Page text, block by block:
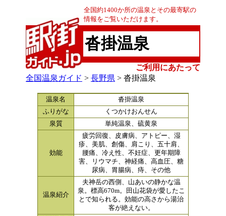
全国約1400か所の温泉とその最寄駅の
情報をご覧いただけます。
沓掛温泉
ご利用にあたって
全国温泉ガイド > 長野県 > 沓掛温泉
温泉名
沓掛温泉
ふりがな
くつかけおんせん
泉質
単純温泉、硫黄泉
効能
疲労回復、皮膚病、アトピー、湿
疹、美肌、創傷、肩こり、五十肩、
腰痛、冷え性、不妊症、更年期障
害、リウマチ、神経痛、高血圧、糖
尿病、胃腸病、痔、その他
温泉紹介
夫神岳の西側、山あいの静かな温
泉。標高670m。田山花袋が愛したこ
とで知られる。効能の高さから湯治
客が絶えない。